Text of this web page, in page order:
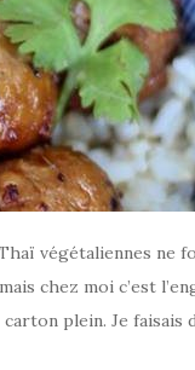
végétaliennes ne
chez moi c’est
plein. Je faisais